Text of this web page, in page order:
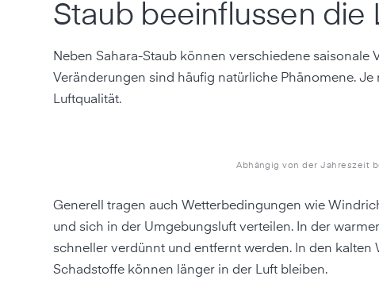
Staub beeinflussen die
Neben Sahara-Staub können verschiedene
Veränderungen sind häufig natürliche Phänomene.
Luftqualität.
Abhängig von der Jahreszeit
Generell tragen auch Wetterbedingungen wie
und sich in der Umgebungsluft verteilen. In der
schneller verdünnt und entfernt werden. In den
Schadstoffe können länger in der Luft bleiben.